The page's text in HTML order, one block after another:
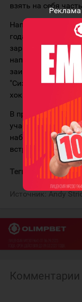
Реклама
взять на себя
Напомним, у
года по
зарплатой $ 7,5
нападающего
заинтересован
"Сиэтл", который
хоккеиста на
В прошлом сезоне
участие в 24
набрав 14 (4+10)
встречи и
Теги: Тарасенко
Источник:Andy
Комментарии